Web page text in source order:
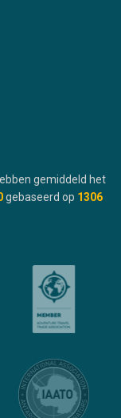
gemiddeld het
gebaseerd op 1306